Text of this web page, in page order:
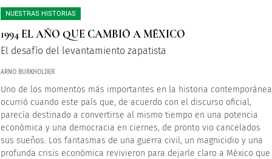
NUESTRAS HISTORIAS
1994 EL AÑO QUE CAMBIÓ A MÉXICO
El desafío del levantamiento zapatista
ARNO BURKHOLDER
Uno de los momentos más importantes en la historia contemporánea
ocurrió cuando este país que, de acuerdo con el discurso oficial,
parecía destinado a convertirse al mismo tiempo en una potencia
económica y una democracia en ciernes, de pronto vio cancelados
sus sueños. Los fantasmas de una guerra civil, un magnicidio y una
profunda crisis económica revivieron para dejarle claro a México que